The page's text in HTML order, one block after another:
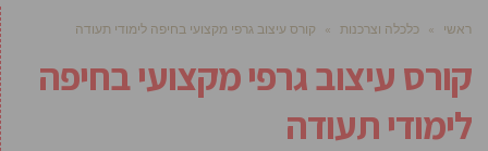
ראשי » כלכלה וצרכנות » קורס עיצוב גרפי מקצועי בחיפה לימודי תעודה
קורס עיצוב גרפי מקצועי בחיפה
לימודי תעודה